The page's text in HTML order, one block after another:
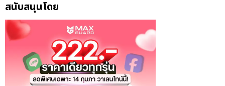
สนับสนุนโดย